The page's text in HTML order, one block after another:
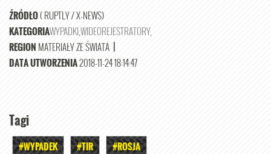
ŹRÓDŁO( RUPTLY / X-NEWS)
KATEGORIAWYPADKIWIDEOREJESTRATORY,
REGION MATERIAŁY ZE ŚWIATA
DATA UTWORZENIA2018-11-24 18:14:47
Tagi
#WYPADEK #TIR #ROSJA